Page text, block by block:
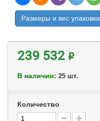
Размеры и вес упаковки
239 532 ₽
В наличии: 25 шт.
Количество